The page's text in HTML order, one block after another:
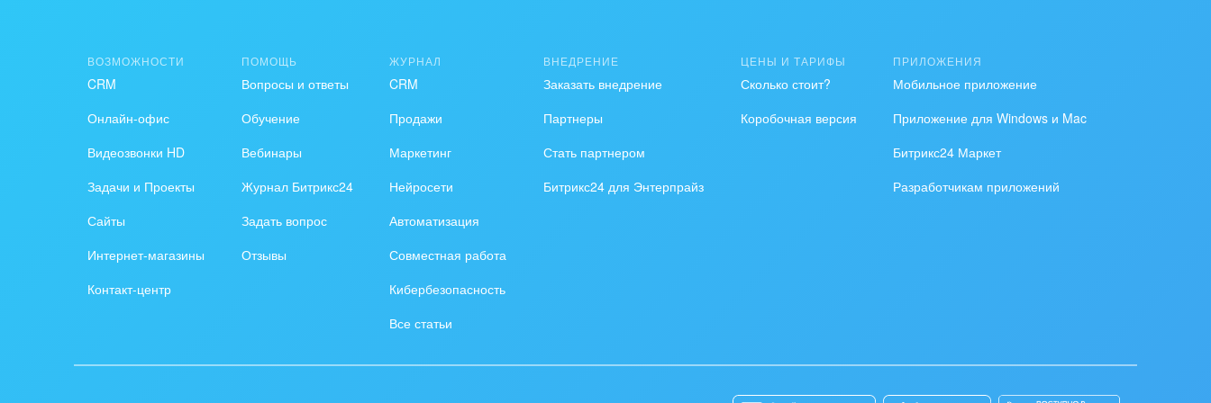
Кейсы и статьи от интеграторов и разработчиков, об использовании Битрикс24 и автоматизации;
Новые приложения Bambit, обновления и доработки приложений;
Полезные приложения для администраторов и интеграторов:
ВОЗМОЖНОСТИ
CRM
Онлайн-офис
Видеозвонки HD
Задачи и Проекты
Сайты
Интернет-магазины
Контакт-центр
ПОМОЩЬ
Вопросы и ответы
Обучение
Вебинары
Журнал Битрикс24
Задать вопрос
Отзывы
ЖУРНАЛ
CRM
Продажи
Маркетинг
Нейросети
Автоматизация
Совместная работа
Кибербезопасность
Все статьи
ВНЕДРЕНИЕ
Заказать внедрение
Партнеры
Стать партнером
Битрикс24 для Энтерпрайз
ЦЕНЫ И ТАРИФЫ
Сколько стоит?
Коробочная версия
ПРИЛОЖЕНИЯ
Мобильное приложение
Приложение для Windows и Mac
Битрикс24 Маркет
Разработчикам приложений